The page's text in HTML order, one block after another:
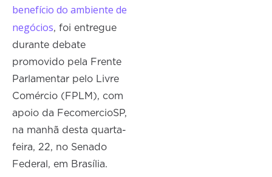
benefício do ambiente de
negócios, foi entregue
durante debate
promovido pela Frente
Parlamentar pelo Livre
Comércio (FPLM), com
apoio da FecomercioSP,
na manhã desta quarta-
feira, 22, no Senado
Federal, em Brasília.